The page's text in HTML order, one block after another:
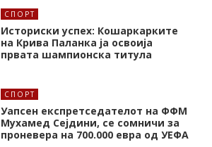
СПОРТ
Историски успех: Кошаркарките
на Крива Паланка ја освоија
првата шампионска титула
СПОРТ
Уапсен експретседателот на ФФМ
Мухамед Сејдини, се сомничи за
проневера на 700.000 евра од УЕФА